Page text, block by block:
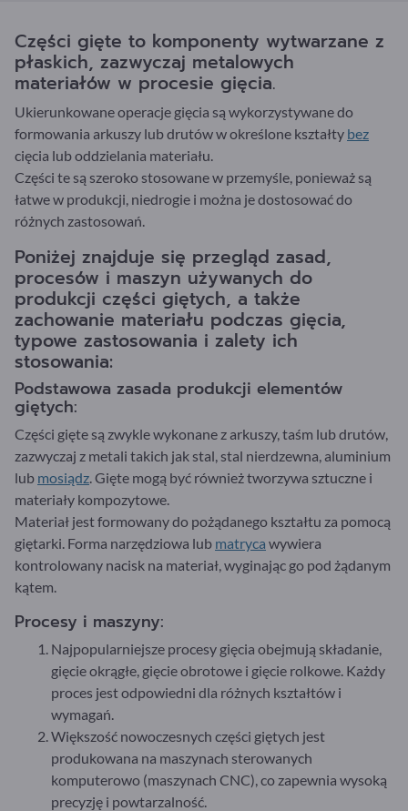
Części gięte to komponenty wytwarzane z
płaskich, zazwyczaj metalowych
materiałów w procesie gięcia.
Ukierunkowane operacje gięcia są wykorzystywane do
formowania arkuszy lub drutów w określone kształty bez
cięcia lub oddzielania materiału.
Części te są szeroko stosowane w przemyśle, ponieważ są
łatwe w produkcji, niedrogie i można je dostosować do
różnych zastosowań.
Poniżej znajduje się przegląd zasad,
procesów i maszyn używanych do
produkcji części giętych, a także
zachowanie materiału podczas gięcia,
typowe zastosowania i zalety ich
stosowania:
Podstawowa zasada produkcji elementów
giętych:
Części gięte są zwykle wykonane z arkuszy, taśm lub drutów,
zazwyczaj z metali takich jak stal, stal nierdzewna, aluminium
lub mosiądz. Gięte mogą być również tworzywa sztuczne i
materiały kompozytowe.
Materiał jest formowany do pożądanego kształtu za pomocą
giętarki. Forma narzędziowa lub matryca wywiera
kontrolowany nacisk na materiał, wyginając go pod żądanym
kątem.
Procesy i maszyny:
Najpopularniejsze procesy gięcia obejmują składanie,
gięcie okrągłe, gięcie obrotowe i gięcie rolkowe. Każdy
proces jest odpowiedni dla różnych kształtów i
wymagań.
Większość nowoczesnych części giętych jest
produkowana na maszynach sterowanych
komputerowo (maszynach CNC), co zapewnia wysoką
precyzję i powtarzalność.